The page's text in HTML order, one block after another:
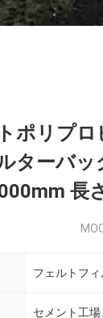
ポリプロ
ターバッ
長
フェルトフ